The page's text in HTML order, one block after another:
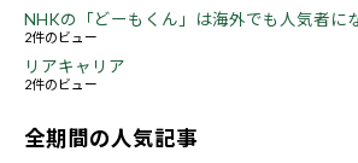
NHKの「どーもくん」は海外でも人気者に
2件のビュー
リアキャリア
2件のビュー
全期間の人気記事